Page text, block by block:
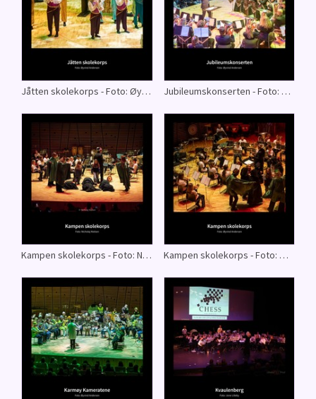
Jåtten skolekorps - Foto: Øyvind Andersen Jubileumskonserten - Foto: Øyvind Andersen
Kampen skolekorps - Foto: Nicholaj Nielsen Kampen skolekorps - Foto: Øyvind Andersen